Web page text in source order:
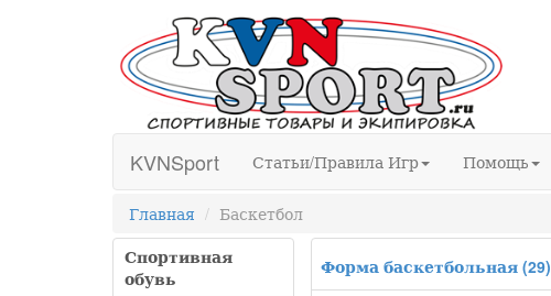
KVNSport Статьи/Правила Игр Помощь
Главная
Баскетбол
Спортивная
обувь
Форма баскетбольная (29)